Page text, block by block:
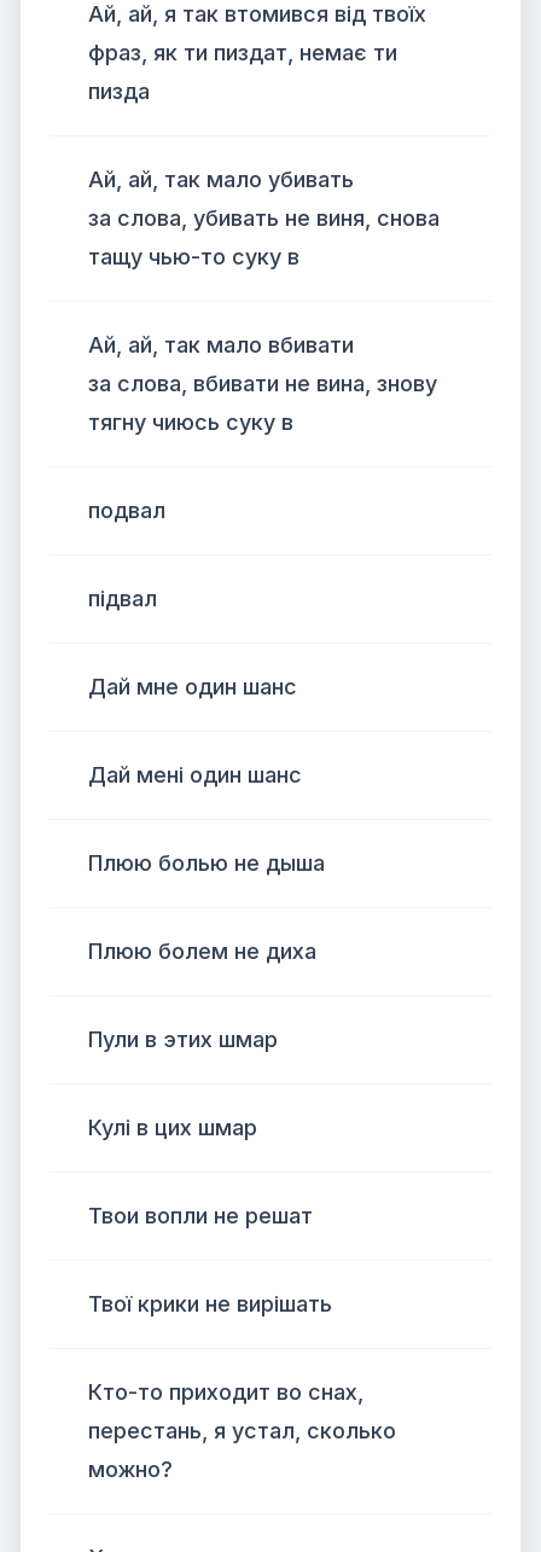
Ай, ай, я так втомився від твоїх
фраз, як ти пиздат, немає ти
пизда
Ай, ай, так мало убивать
за слова, убивать не виня, снова
тащу чью-то суку в
Ай, ай, так мало вбивати
за слова, вбивати не вина, знову
тягну чиюсь суку в
подвал
підвал
Дай мне один шанс
Дай мені один шанс
Плюю болью не дыша
Плюю болем не диха
Пули в этих шмар
Кулі в цих шмар
Твои вопли не решат
Твої крики не вирішать
Кто-то приходит во снах,
перестань, я устал, сколько
можно?